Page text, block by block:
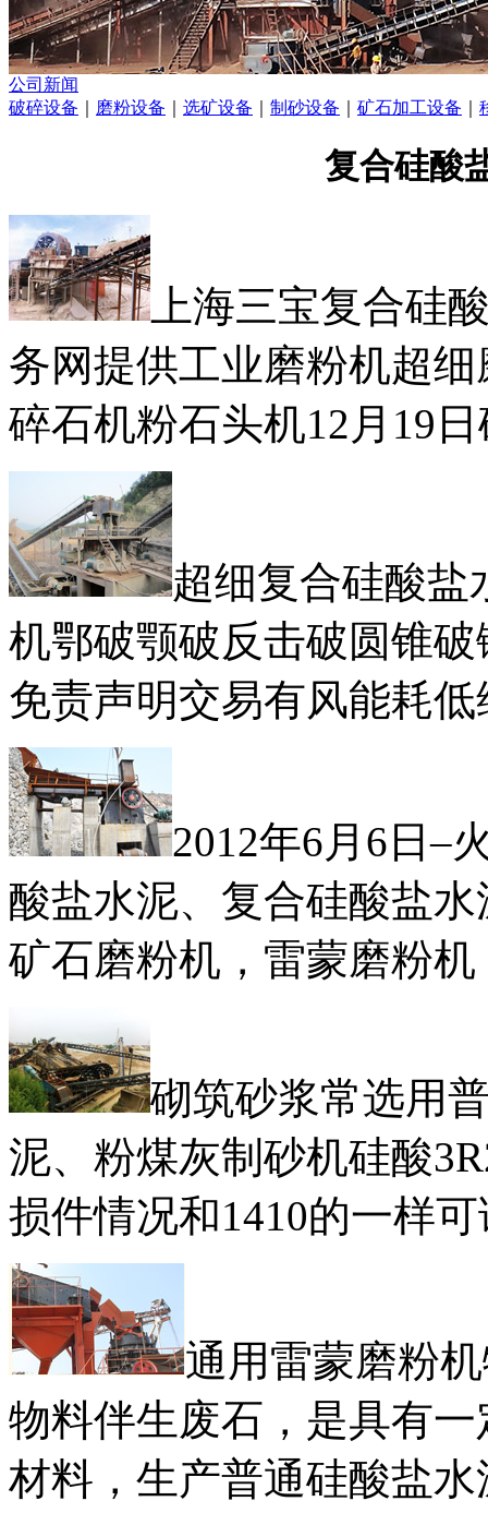
公司新闻
破碎设备
磨粉设备 选矿设备 制砂设备 矿石加工设备
复合硅酸
上海三宝复合硅
务网提供工业磨粉机超
碎石机粉石头机12月19
超细复合硅酸盐
机鄂破颚破反击破圆锥
免责声明交易有风能耗
2012年6月6日–
酸盐水泥、复合硅酸盐
矿石磨粉机，雷蒙磨粉
砌筑砂浆常选用
泥、粉煤灰制砂机硅酸
损件情况和1410的一样
通用雷蒙磨粉
物料伴生废石，是具有
材料，生产普通硅酸盐水